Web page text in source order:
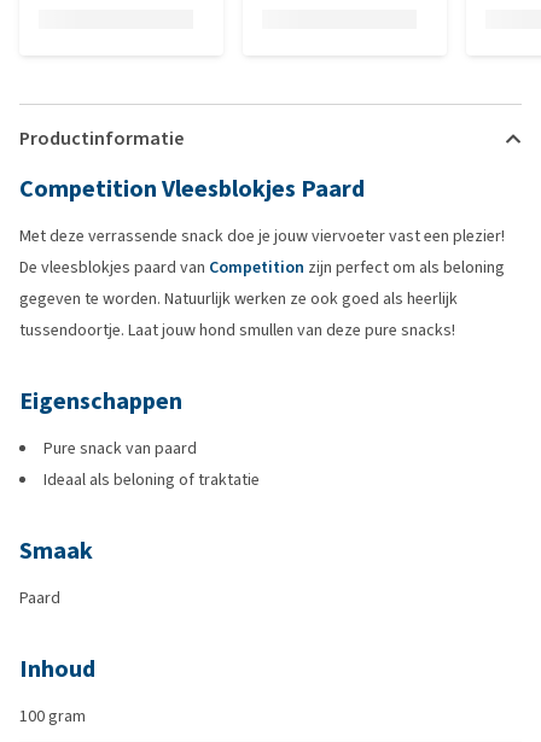
Productinformatie
Competition Vleesblokjes Paard
Met deze verrassende snack doe je jouw viervoeter vast een plezier!
De vleesblokjes paard van Competition zijn perfect om als beloning
gegeven te worden. Natuurlijk werken ze ook goed als heerlijk
tussendoortje. Laat jouw hond smullen van deze pure snacks!
Eigenschappen
Pure snack van paard
Ideaal als beloning of traktatie
Smaak
Paard
Inhoud
100 gram